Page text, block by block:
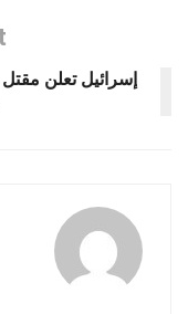
إسرائيل تعلن مقتل